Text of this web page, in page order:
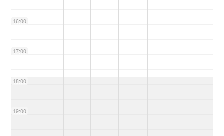
16:00
17:00
18:00
19:00